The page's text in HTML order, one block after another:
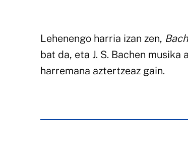
Lehenengo harria izan zen,
bat da, eta J. S. Bachen
harremana aztertzeaz gain.